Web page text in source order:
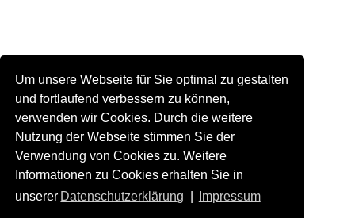
Um unsere Webseite für Sie optimal zu gestalten
und fortlaufend verbessern zu können,
verwenden wir Cookies. Durch die weitere
Nutzung der Webseite stimmen Sie der
Verwendung von Cookies zu. Weitere
Informationen zu Cookies erhalten Sie in
unserer Datenschutzerklärung Impressum